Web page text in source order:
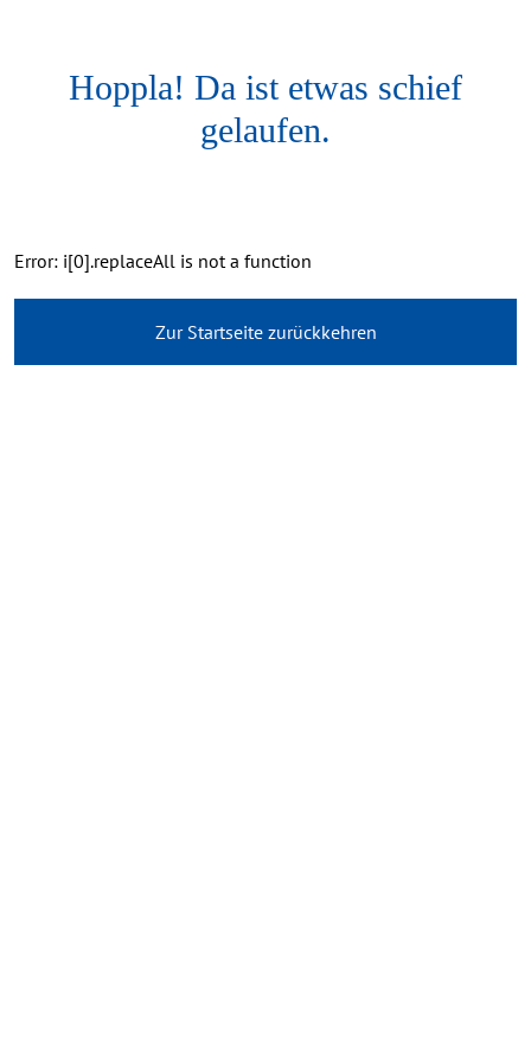
Hoppla! Da ist etwas schief
gelaufen.
Error: i[0].replaceAll is not a function
Zur Startseite zurückkehren